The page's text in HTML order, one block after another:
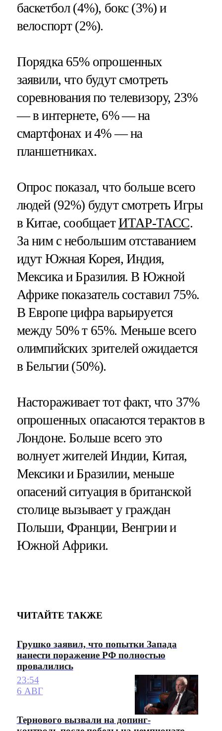
баскетбол (4%), бокс (3%) и
велоспорт (2%).
Порядка 65% опрошенных
заявили, что будут смотреть
соревнования по телевизору, 23%
— в интернете, 6% — на
смартфонах и 4% — на
планшетниках.
Опрос показал, что больше всего
людей (92%) будут смотреть Игры
в Китае, сообщаетИТАР-ТАСС.
За ним с небольшим отставанием
идут Южная Корея, Индия,
Мексика и Бразилия. В Южной
Африке показатель составил 75%.
В Европе цифра варьируется
между 50% т 65%. Меньше всего
олимпийских зрителей ожидается
в Бельгии (50%).
Настораживает тот факт, что 37%
опрошенных опасаются терактов в
Лондоне. Больше всего это
волнует жителей Индии, Китая,
Мексики и Бразилии, меньше
опасений ситуация в британской
столице вызывает у граждан
Польши, Франции, Венгрии и
Южной Африки.
ЧИТАЙТЕ ТАКЖЕ
Грушко заявил, что попытки Запада
нанести поражение РФ полностью
провалились
23:54
6 АВГ
Тернового вызвали на допинг-